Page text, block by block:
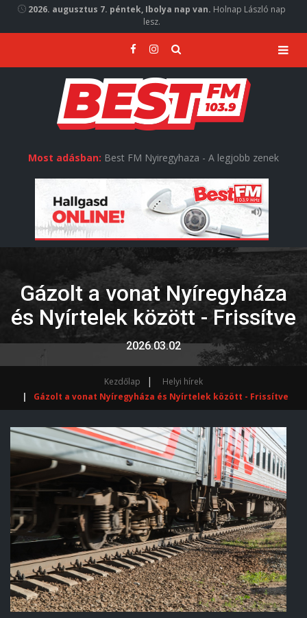
2026. augusztus 7. péntek, Ibolya nap van. Holnap László nap
lesz.
Most adásban: Best FM Nyiregyhaza - A legjobb zenek
Gázolt a vonat Nyíregyháza
és Nyírtelek között - Frissítve
2026.03.02
Kezdőlap
Helyi hírek
Gázolt a vonat Nyíregyháza és Nyírtelek között - Frissítve